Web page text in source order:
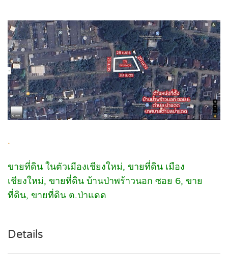
.
ขายที่ดิน ในตัวเมืองเชียงใหม่, ขายที่ดิน เมือง
เชียงใหม่, ขายที่ดิน บ้านป่าพร้าวนอก ซอย 6, ขาย
ที่ดิน, ขายที่ดิน ต.ป่าแดด
Details